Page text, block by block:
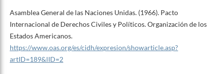
Asamblea General de las Naciones Unidas. (1966). Pacto
Internacional de Derechos Civiles y Políticos. Organización de los
Estados Americanos.
https://www.oas.org/es/cidh/expresion/showarticle.asp?
artID=189&lID=2